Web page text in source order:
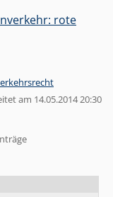
rote
am 14.05.2014 20:30